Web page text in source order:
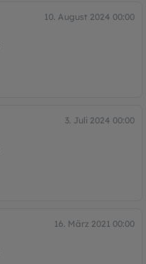
10. August 2024 00:00
3. Juli 2024 00:00
16. März 2021 00:00